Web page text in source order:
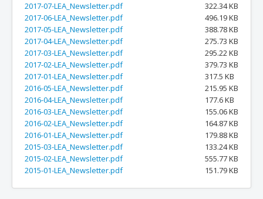
2017-07-LEA_Newsletter.pdf
322.34 KB
2017-06-LEA_Newsletter.pdf
496.19 KB
2017-05-LEA_Newsletter.pdf
388.78 KB
2017-04-LEA_Newsletter.pdf
275.73 KB
2017-03-LEA_Newsletter.pdf
295.22 KB
2017-02-LEA_Newsletter.pdf
379.73 KB
2017-01-LEA_Newsletter.pdf
317.5 KB
2016-05-LEA_Newsletter.pdf
215.95 KB
2016-04-LEA_Newsletter.pdf
177.6 KB
2016-03-LEA_Newsletter.pdf
155.06 KB
2016-02-LEA_Newsletter.pdf
164.87 KB
2016-01-LEA_Newsletter.pdf
179.88 KB
2015-03-LEA_Newsletter.pdf
133.24 KB
2015-02-LEA_Newsletter.pdf
555.77 KB
2015-01-LEA_Newsletter.pdf
151.79 KB